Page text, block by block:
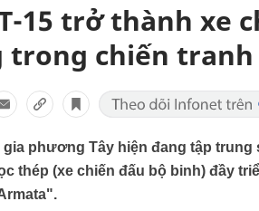
15 trở thành xe
chiến tranh
phương Tây hiện đang tập trung
thép (xe chiến đấu bộ binh) đầy